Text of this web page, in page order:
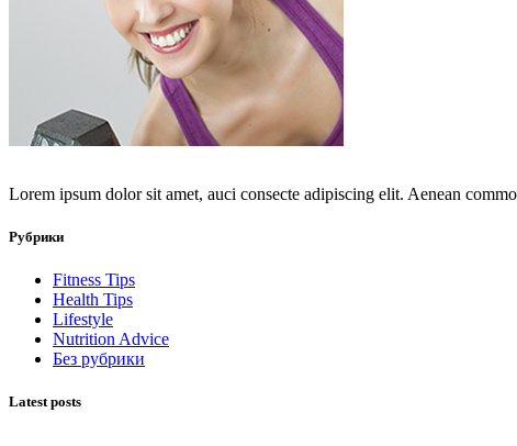
Lorem ipsum dolor sit amet, auci consecte adipiscing elit. Aenean
Рубрики
Fitness Tips
Health Tips
Lifestyle
Nutrition Advice
Без рубрики
Latest posts